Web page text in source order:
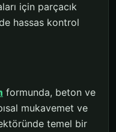
için parçacık
hassas kontrol
formunda, beton ve
mukavemet ve
temel bir